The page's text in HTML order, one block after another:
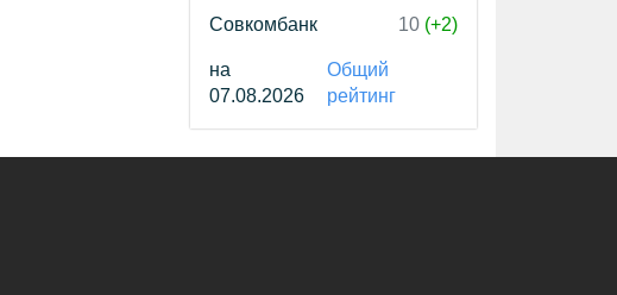
Совкомбанк
10 (+2)
на
07.08.2026
Общий
рейтинг